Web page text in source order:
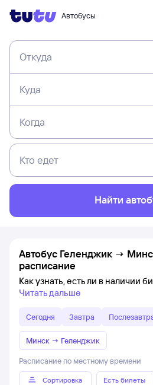
Автобусы
Откуда
Куда
Когда
Кто едет
Найти
Автобус Геленджик →
расписание
Как узнать, есть ли в наличии
Читать дальше
Сегодня Завтра
Минск → Геленджик
Расписание по местному времени
Сортировка Есть билеты